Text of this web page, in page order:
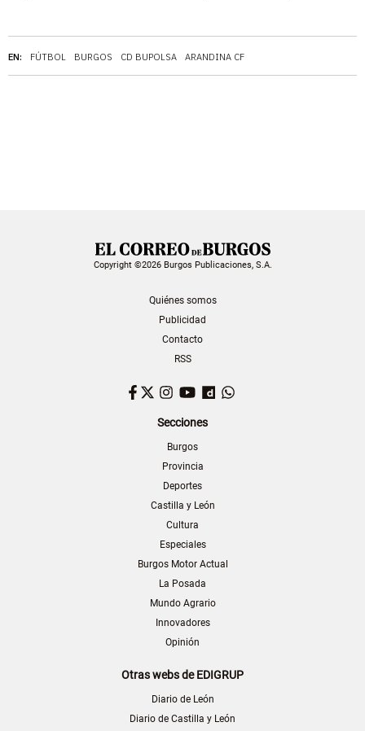
EN: FÚTBOL BURGOS CD BUPOLSA ARANDINA CF
Copyright ©2026 Burgos Publicaciones, S.A.
Quiénes somos
Publicidad
Contacto
RSS
Facebook
TwitterInstagram
YouTubeDailymotion
Secciones
Burgos
Provincia
Deportes
Castilla y León
Cultura
Especiales
Burgos Motor Actual
La Posada
Mundo Agrario
Innovadores
Opinión
Otras webs de EDIGRUP
Diario de León
Diario de Castilla y León